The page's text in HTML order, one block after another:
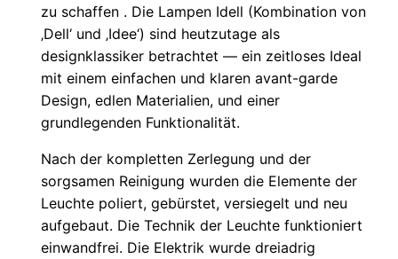
zu schaffen . Die Lampen Idell (Kombination von
‚Dell‘ und ‚Idee‘) sind heutzutage als
designklassiker betrachtet — ein zeitloses Ideal
mit einem einfachen und klaren avant-garde
Design, edlen Materialien, und einer
grundlegenden Funktionalität.
Nach der kompletten Zerlegung und der
sorgsamen Reinigung wurden die Elemente der
Leuchte poliert, gebürstet, versiegelt und neu
aufgebaut. Die Technik der Leuchte funktioniert
einwandfrei. Die Elektrik wurde dreiadrig